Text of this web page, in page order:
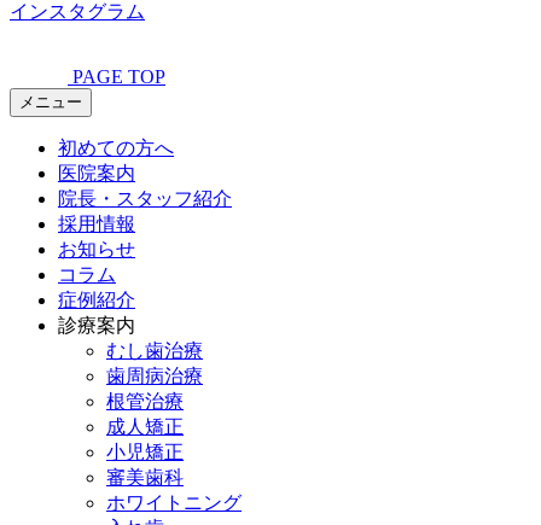
インスタグラム
PAGE TOP
メニュー
初めての方へ
医院案内
院長・スタッフ紹介
採用情報
お知らせ
コラム
症例紹介
診療案内
むし歯治療
歯周病治療
根管治療
成人矯正
小児矯正
審美歯科
ホワイトニング